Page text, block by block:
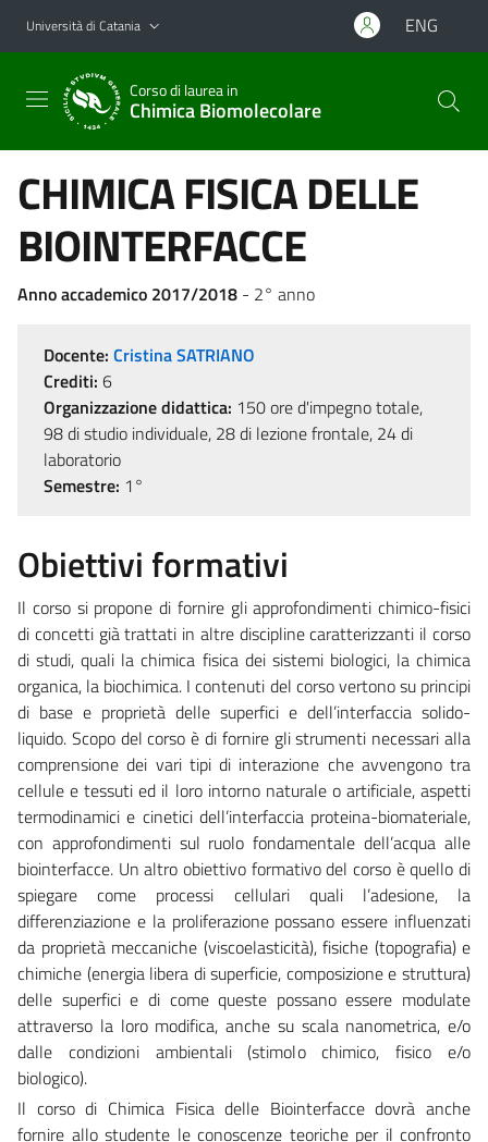
Vai al contenuto principale
Vai al menu di navigazione
Università di Catania ENG
Corso di laurea in
Chimica Biomolecolare
CHIMICA FISICA DELLE
BIOINTERFACCE
Anno accademico 2017/2018 - 2° anno
Docente: Cristina SATRIANO
Crediti: 6
Organizzazione didattica: 150 ore d'impegno totale,
98 di studio individuale, 28 di lezione frontale, 24 di
laboratorio
Semestre: 1°
Obiettivi formativi
Il corso si propone di fornire gli approfondimenti chimico-fisici
di concetti già trattati in altre discipline caratterizzanti il corso
di studi, quali la chimica fisica dei sistemi biologici, la chimica
organica, la biochimica. I contenuti del corso vertono su principi
di base e proprietà delle superfici e dell’interfaccia solido-
liquido. Scopo del corso è di fornire gli strumenti necessari alla
comprensione dei vari tipi di interazione che avvengono tra
cellule e tessuti ed il loro intorno naturale o artificiale, aspetti
termodinamici e cinetici dell’interfaccia proteina-biomateriale,
con approfondimenti sul ruolo fondamentale dell’acqua alle
biointerfacce. Un altro obiettivo formativo del corso è quello di
spiegare come processi cellulari quali l’adesione, la
differenziazione e la proliferazione possano essere influenzati
da proprietà meccaniche (viscoelasticità), fisiche (topografia) e
chimiche (energia libera di superficie, composizione e struttura)
delle superfici e di come queste possano essere modulate
attraverso la loro modifica, anche su scala nanometrica, e/o
dalle condizioni ambientali (stimolo chimico, fisico e/o
biologico).
Il corso di Chimica Fisica delle Biointerfacce dovrà anche
fornire allo studente le conoscenze teoriche per il confronto